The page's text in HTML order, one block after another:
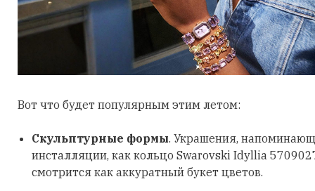
Вот что будет популярным этим летом:
Скульптурные формы. Украшения,
инсталляции, как кольцо Swarovski Idyllia
смотрится как аккуратный букет цветов.